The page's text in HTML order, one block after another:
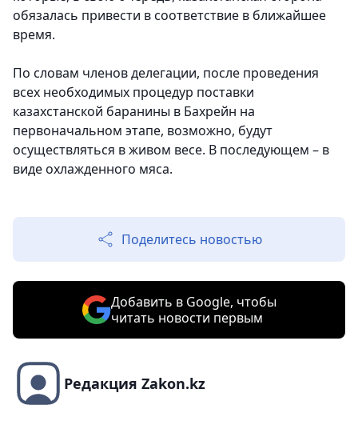
обязалась привести в соответствие в ближайшее
время.
По словам членов делегации, после проведения
всех необходимых процедур поставки
казахстанской баранины в Бахрейн на
первоначальном этапе, возможно, будут
осуществляться в живом весе. В последующем – в
виде охлажденного мяса.
Поделитесь новостью
Добавить в Google, чтобы
читать новости первым
Редакция Zakon.kz